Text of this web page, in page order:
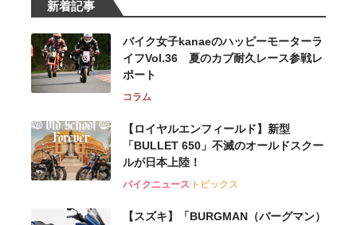
新着記事
バイク女子kanaeのハッピーモーターラ
イフVol.36 夏のカブ耐久レース参戦レ
ポート
コラム
【ロイヤルエンフィールド】新型
「BULLET 650」不滅のオールドスクー
ルが⽇本上陸！
バイクニューストピックス
【スズキ】「BURGMAN（バーグマン）